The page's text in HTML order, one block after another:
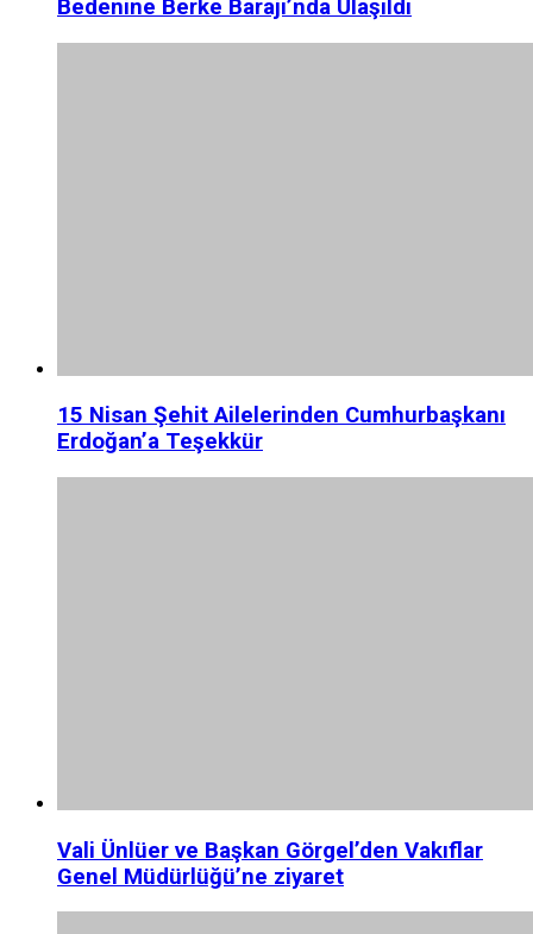
Bedenine Berke Barajı’nda Ulaşıldı
15 Nisan Şehit Ailelerinden Cumhurbaşkanı
Erdoğan’a Teşekkür
Vali Ünlüer ve Başkan Görgel’den Vakıflar
Genel Müdürlüğü’ne ziyaret